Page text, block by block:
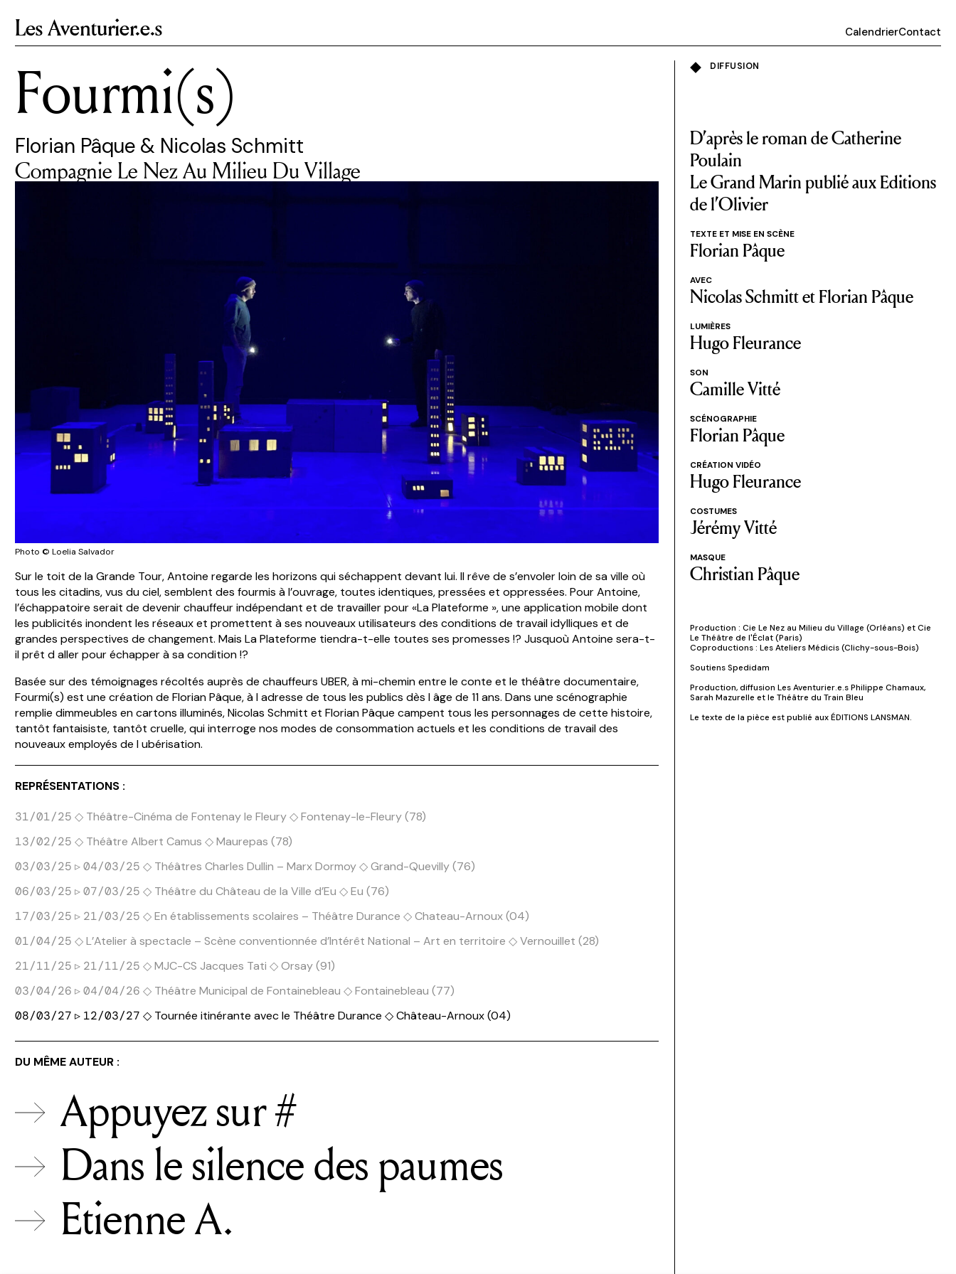
Les Aventurier.e.s CalendrierContact
Fourmi(s)
Florian Pâque & Nicolas Schmitt
Compagnie Le Nez Au Milieu Du Village
Photo © Loelia Salvador
Sur le toit de la Grande Tour, Antoine regarde les horizons qui séchappent devant lui. Il rêve de s’envoler loin de sa ville où
tous les citadins, vus du ciel, semblent des fourmis à l’ouvrage, toutes identiques, pressées et oppressées. Pour Antoine,
l’échappatoire serait de devenir chauffeur indépendant et de travailler pour «La Plateforme », une application mobile dont
les publicités inondent les réseaux et promettent à ses nouveaux utilisateurs des conditions de travail idylliques et de
grandes perspectives de changement. Mais La Plateforme tiendra-t-elle toutes ses promesses !? Jusquoù Antoine sera-t-
il prêt d aller pour échapper à sa condition !?
Basée sur des témoignages récoltés auprès de chauffeurs UBER, à mi-chemin entre le conte et le théâtre documentaire,
Fourmi(s) est une création de Florian Pâque, à l adresse de tous les publics dès l âge de 11 ans. Dans une scénographie
remplie dimmeubles en cartons illuminés, Nicolas Schmitt et Florian Pâque campent tous les personnages de cette histoire,
tantôt fantaisiste, tantôt cruelle, qui interroge nos modes de consommation actuels et les conditions de travail des
nouveaux employés de l ubérisation.
REPRÉSENTATIONS :
31/01/25 ◇ Théâtre-Cinéma de Fontenay le Fleury◇ Fontenay-le-Fleury (78)
13/02/25 ◇ Théâtre Albert Camus ◇ Maurepas (78)
03/03/25 ▹ 04/03/25 ◇ Théâtres Charles Dullin – Marx Dormoy ◇ Grand-Quevilly (76)
06/03/25 ▹ 07/03/25 ◇ Théâtre du Château de la Ville d’Eu ◇ Eu (76)
17/03/25 ▹ 21/03/25 ◇ En établissements scolaires – Théâtre Durance ◇ Chateau-Arnoux (04)
01/04/25 ◇ L’Atelier à spectacle – Scène conventionnée d’Intérêt National – Art en territoire ◇ Vernouillet (28)
21/11/25 ▹ 21/11/25 ◇ MJC-CS Jacques Tati ◇ Orsay (91)
03/04/26 ▹ 04/04/26 ◇ Théâtre Municipal de Fontainebleau ◇ Fontainebleau (77)
08/03/27 ▹ 12/03/27 ◇ Tournée itinérante avec le Théâtre Durance ◇ Château-Arnoux (04)
DIFFUSION
D’après le roman de Catherine
Poulain
Le Grand Marin publié aux Editions
de l’Olivier
TEXTE ET MISE EN SCÈNE
Florian Pâque
AVEC
Nicolas Schmitt et Florian Pâque
LUMIÈRES
Hugo Fleurance
SON
Camille Vitté
SCÉNOGRAPHIE
Florian Pâque
CRÉATION VIDÉO
Hugo Fleurance
COSTUMES
Jérémy Vitté
MASQUE
Christian Pâque
Production : Cie Le Nez au Milieu du Village (Orléans) et Cie
Le Théâtre de l'Éclat (Paris)
Coproductions : Les Ateliers Médicis (Clichy-sous-Bois)
Soutiens Spedidam
Production, diffusion Les Aventurier.e.s Philippe Chamaux,
Sarah Mazurelle et le Théâtre du Train Bleu
Le texte de la pièce est publié aux ÉDITIONS LANSMAN.
DU MÊME AUTEUR :
Appuyez sur #
Dans le silence des paumes
Etienne A.